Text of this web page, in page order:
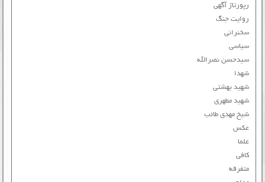
رپورتاژ آگهی
روایت جنگ
سخنرانی
سیاسی
سیدحسن نصرالله
شهدا
شهید بهشتی
شهید مطهری
شیخ مهدی طائب
عکس
علما
کافی
متفرقه